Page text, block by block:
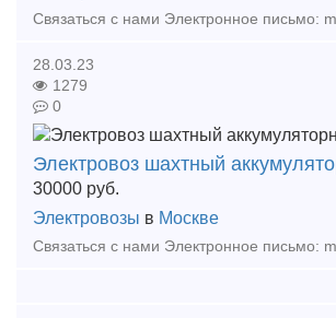
28.03.23
1279
0
Электровоз шахтный
30000 руб.
Электровозы в Москве